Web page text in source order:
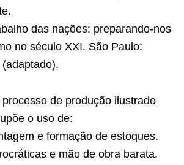
das nações: preparando-nos
no século XXI. São Paulo:
de produção ilustrado
o uso de:
e formação de estoques.
e mão de obra barata.